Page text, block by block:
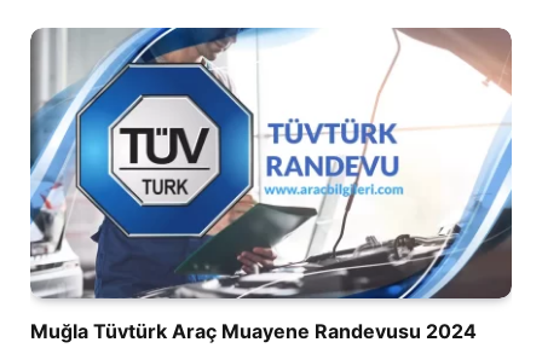
Muğla Tüvtürk Araç Muayene Randevusu 2024